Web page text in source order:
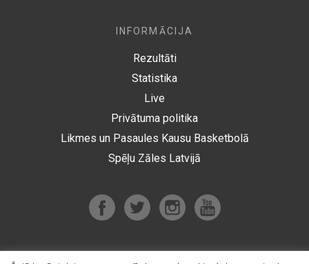
INFORMĀCIJA
Rezultāti
Statistika
Live
Privātuma politika
Likmes un Pasaules Kausu Basketbolā
Spēļu Zāles Latvijā